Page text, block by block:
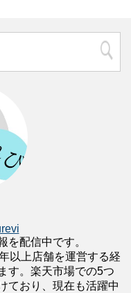
を配信中です。
以上店舗を運営する経
す。楽天市場での5つ
ており、現在も活躍中